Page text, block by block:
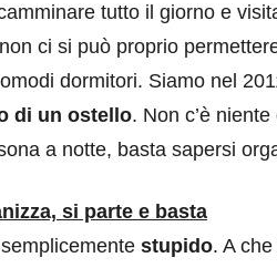
tutto il giorno e
ci si può proprio
dormitori. Siamo nel
di un ostello. Non c’è
a notte, basta sapersi
si parte e basta
stupido. A